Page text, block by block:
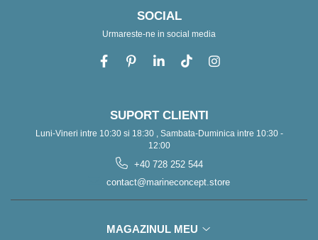
SOCIAL
Urmareste-ne in social media
SUPORT CLIENTI
Luni-Vineri intre 10:30 si 18:30 , Sambata-Duminica intre 10:30 -
12:00
+40 728 252 544
contact@marineconcept.store
MAGAZINUL MEU